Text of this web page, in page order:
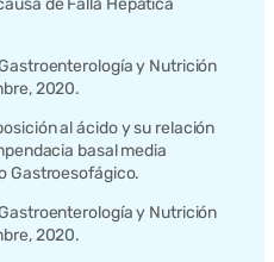
y Nutrición
2020.
al ácido y su relación
basal media
Gastroesofágico.
y Nutrición
2020.